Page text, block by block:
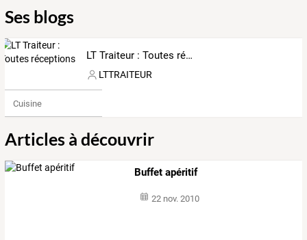
Ses blogs
LT Traiteur : Toutes réceptions
LTTRAITEUR
Cuisine
Articles à découvrir
Buffet apéritif
22 nov. 2010